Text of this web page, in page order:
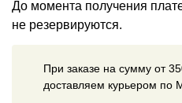
До момента получения
не резервируются.
При заказе на сумму от
доставляем курьером по